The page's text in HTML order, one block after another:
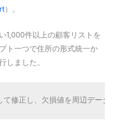
）。
1,000件以上の顧客リストを
ト一つで住所の形式統一か
しました。
て修正し、欠損値を周辺デー